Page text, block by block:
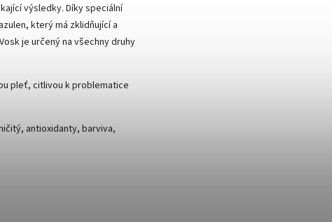
výsledky. Díky speciální
který má zklidňující a
je určený na všechny druhy
pleť, citlivou k problematice
antioxidanty, barviva,